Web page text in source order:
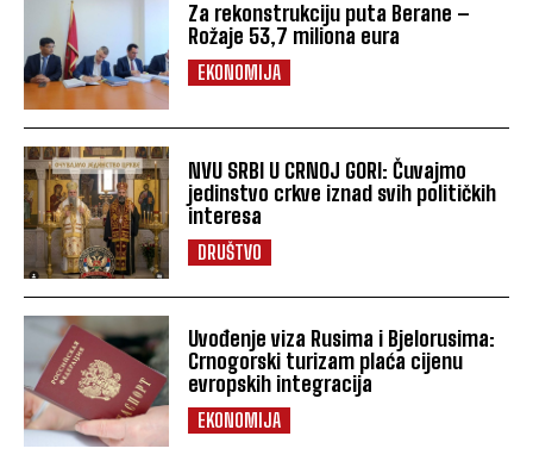
Za rekonstrukciju puta Berane –
Rožaje 53,7 miliona eura
EKONOMIJA
NVU SRBI U CRNOJ GORI: Čuvajmo
jedinstvo crkve iznad svih političkih
interesa
DRUŠTVO
Uvođenje viza Rusima i Bjelorusima:
Crnogorski turizam plaća cijenu
evropskih integracija
EKONOMIJA